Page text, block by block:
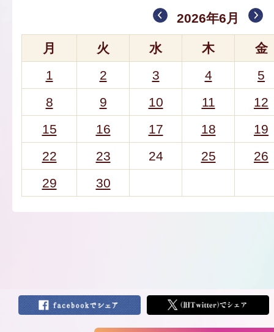
2026年6月
月 火 水 木
金
1
2 3 4
5
8
9 10 11
12
15
16 17 18
19
22
23 24 25
26
29
30